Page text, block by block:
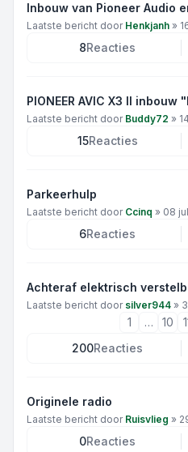
Inbouw van Pioneer Audio
Laatste bericht door Henkjanh »
8Reacties
PIONEER AVIC X3 II inbouw
Laatste bericht door Buddy72 »
15Reacties
Parkeerhulp
Laatste bericht door Ccinq » 08
6Reacties
Achteraf elektrisch
Laatste bericht door silver944 »
1 … 10
200Reacties
Originele radio
Laatste bericht door Ruisvlieg »
0Reacties